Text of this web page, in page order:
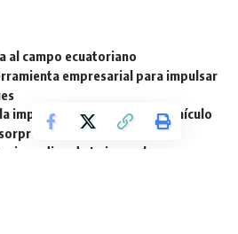
al campo ecuatoriano
empresarial para impulsar
importancia de revisar tu vehículo
andino de Loja que buscan